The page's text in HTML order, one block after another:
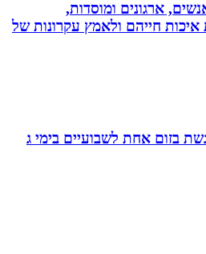
ארגונים ומוסדות,
חייהם ולאמץ עקרונות של
אחת לשבועיים בימי ג